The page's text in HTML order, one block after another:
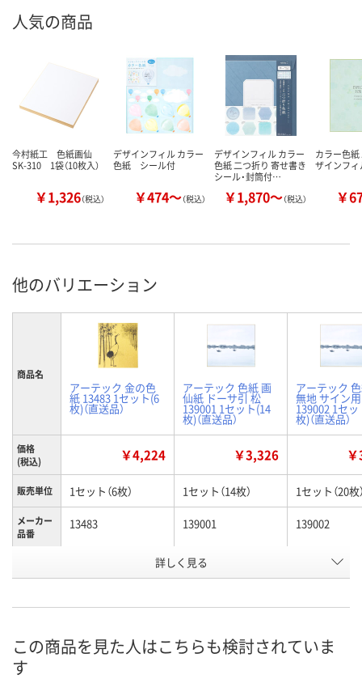
人気の商品
今村紙工 色紙画仙
SK-310 1袋（10枚入）
￥1,326（税込）
デザインフィル カラー
色紙 シール付
￥474～（税込）
デザインフィル カラー
色紙 二つ折り 寄せ書き
シール・封筒付…
￥1,870～（税込）
カラー色
ザインフィ
￥
他のバリエーション
商品名
アーテック 金の色
紙 13483 1セット(6
枚)（直送品）
アーテック 色紙 画
仙紙 ドーサ引 松
139001 1セット(14
枚)（直送品）
アーテック
無地 サイン用
139002 1セッ
枚)（直送品）
価格
(税込)
￥4,224 ￥3,326
販売単位 1セット（6枚） 1セット（14枚） 1セット（20枚
メーカー
品番
13483 139001 139002
XU36929 XU36585
詳しく見る
この商品を見た人はこちらも検討されていま
す